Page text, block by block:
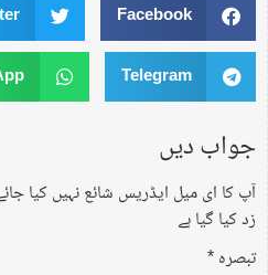
Facebook
Telegram
جواب دیں
آپ کا ای میل ایڈریس شائع نہیں کیا
زد کیا گیا ہے
تبصرہ*